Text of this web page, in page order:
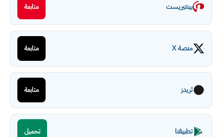
بينتيريست متابعة
منصة X متابعة
ثريدز متابعة
تطبيقنا تحميل